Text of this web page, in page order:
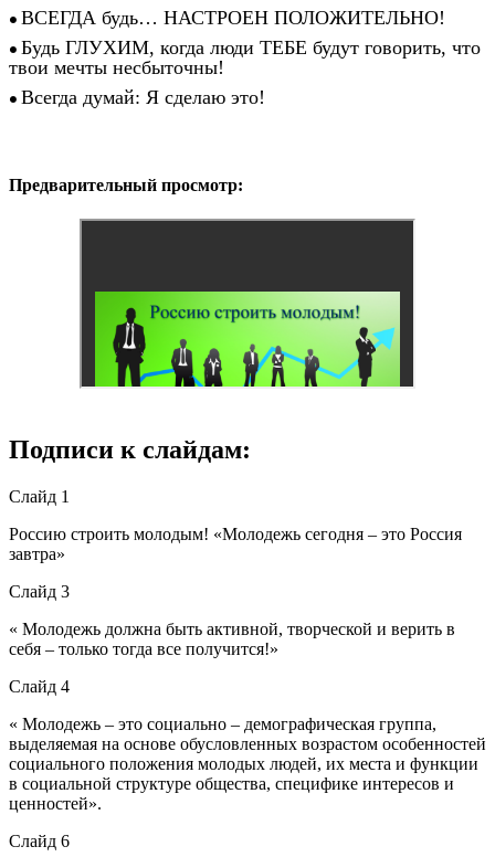
ВСЕГДА будь… НАСТРОЕН ПОЛОЖИТЕЛЬНО!
Будь ГЛУХИМ, когда люди ТЕБЕ будут говорить, что
твои мечты несбыточны!
Всегда думай: Я сделаю это!
Предварительный просмотр:
Подписи к слайдам:
Слайд 1
Россию строить молодым! «Молодежь сегодня – это Россия
завтра»
Слайд 3
« Молодежь должна быть активной, творческой и верить в
себя – только тогда все получится!»
Слайд 4
« Молодежь – это социально – демографическая группа,
выделяемая на основе обусловленных возрастом особенностей
социального положения молодых людей, их места и функции
в социальной структуре общества, специфике интересов и
ценностей».
Слайд 6